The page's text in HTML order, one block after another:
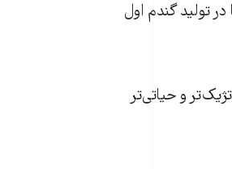
تا در توليد گندم اول
و حياتی‌تر